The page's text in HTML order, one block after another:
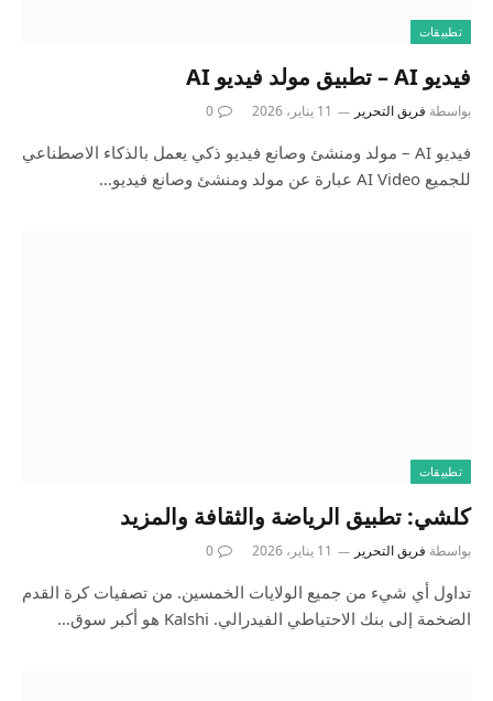
تطبيقات
فيديو AI – تطبيق مولد فيديو AI
بواسطة فريق التحرير 11 يناير، 2026 0
فيديو AI – مولد ومنشئ وصانع فيديو ذكي يعمل بالذكاء الاصطناعي
للجميع AI Video عبارة عن مولد ومنشئ وصانع فيديو…
تطبيقات
كلشي: تطبيق الرياضة والثقافة والمزيد
بواسطة فريق التحرير 11 يناير، 2026 0
تداول أي شيء من جميع الولايات الخمسين. من تصفيات كرة القدم
الضخمة إلى بنك الاحتياطي الفيدرالي. Kalshi هو أكبر سوق…